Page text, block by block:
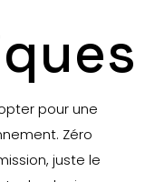
pour une
Zéro
juste le